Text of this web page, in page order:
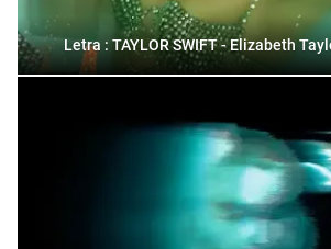
Letra : TAYLOR SWIFT - Elizabeth